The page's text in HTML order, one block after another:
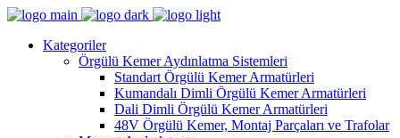
Kategoriler
Örgülü Kemer Aydınlatma Sistemleri
Standart Örgülü Kemer Armatürleri
Kumandalı Dimli Örgülü Kemer Armatürleri
Dali Dimli Örgülü Kemer Armatürleri
48V Örgülü Kemer, Montaj Parçaları ve Trafolar